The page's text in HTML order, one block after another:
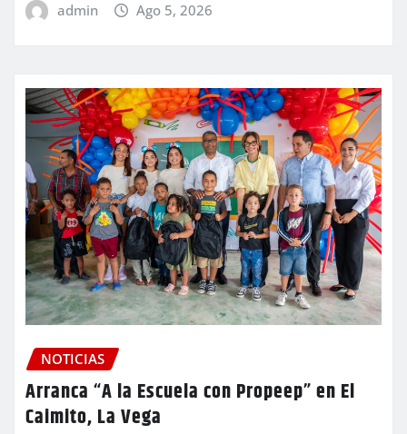
admin Ago 5, 2026
NOTICIAS
Arranca “A la Escuela con Propeep” en El
Caimito, La Vega